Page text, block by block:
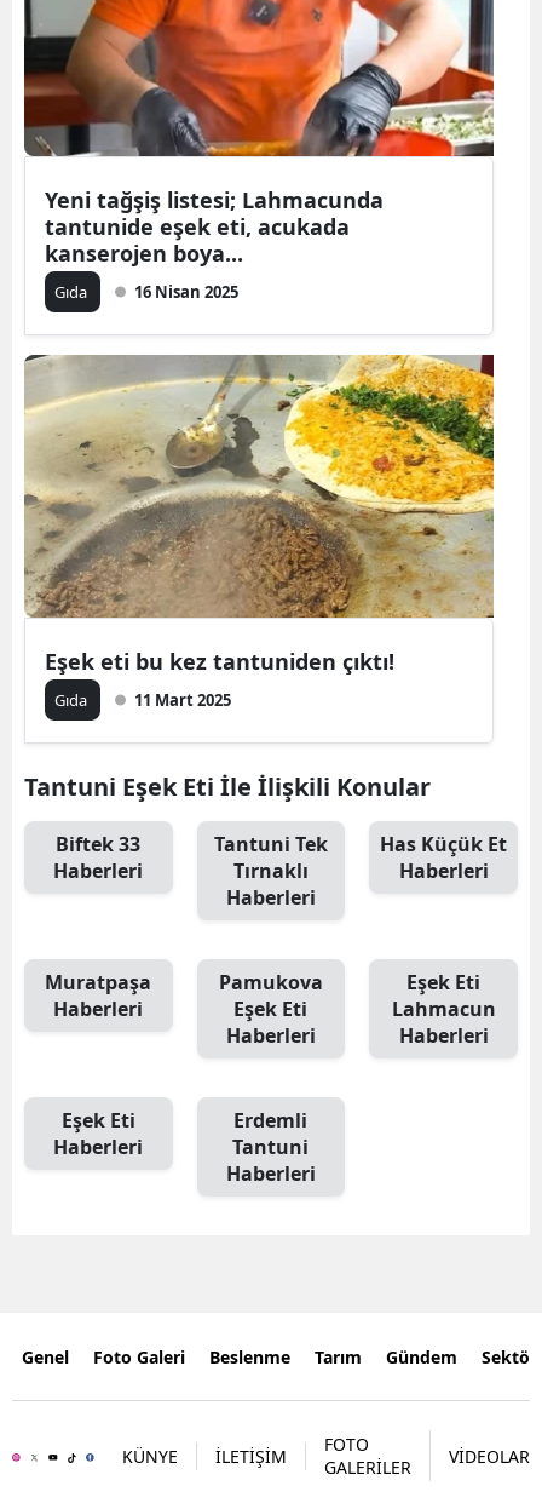
Yeni tağşiş listesi; Lahmacunda
tantunide eşek eti, acukada
kanserojen boya...
Gıda 16 Nisan 2025
Eşek eti bu kez tantuniden çıktı!
Gıda 11 Mart 2025
Tantuni Eşek Eti İle İlişkili Konular
Biftek 33
Haberleri
Tantuni Tek
Tırnaklı
Haberleri
Has Küçük Et
Haberleri
Muratpaşa
Haberleri
Pamukova
Eşek Eti
Haberleri
Eşek Eti
Lahmacun
Haberleri
Eşek Eti
Haberleri
Erdemli
Tantuni
Haberleri
Genel Foto Galeri Beslenme Tarım Gündem
KÜNYE İLETİŞİM
FOTO
GALERİLER
VİDEOLAR